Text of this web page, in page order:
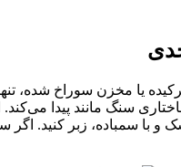
یا مخزن سوراخ
و با سمباده، زبر